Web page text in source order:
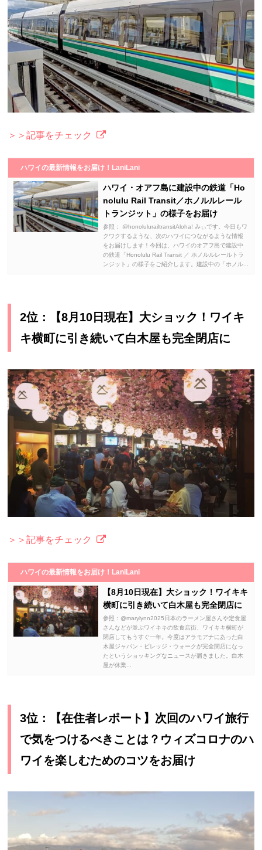
＞＞記事をチェック
ハワイの最新情報をお届け！LaniLani
ハワイ・オアフ島に建設中の鉄道「Ho
nolulu Rail Transit／ホノルルレール
トランジット」の様子をお届け
参照： @honolulurailtransitAloha! みぃです。今日もワ
クワクするような、次のハワイにつながるような情報
をお届けします！今回は、ハワイのオアフ島で建設中
の鉄道「Honolulu Rail Transit ／ ホノルルレールトラ
ンジット」の様子をご紹介します。建設中の「ホノル...
2位：【8月10日現在】大ショック！ワイキ
キ横町に引き続いて白木屋も完全閉店に
＞＞記事をチェック
ハワイの最新情報をお届け！LaniLani
【8月10日現在】大ショック！ワイキキ
横町に引き続いて白木屋も完全閉店に
参照：@marylynn2025日本のラーメン屋さんや定食屋
さんなどが並ぶワイキキの飲食店街、ワイキキ横町が
閉店してもうすぐ一年。今度はアラモアナにあった白
木屋ジャパン・ビレッジ・ウォークが完全閉店になっ
たというショッキングなニュースが届きました。白木
屋が休業...
3位：【在住者レポート】次回のハワイ旅行
で気をつけるべきことは？ウィズコロナのハ
ワイを楽しむためのコツをお届け